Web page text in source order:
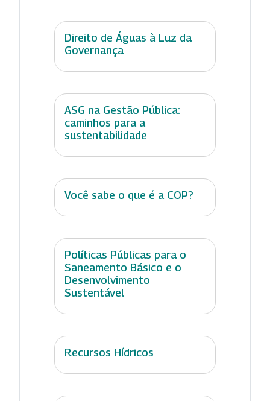
Direito de Águas à Luz da
Governança
ASG na Gestão Pública:
caminhos para a
sustentabilidade
Você sabe o que é a COP?
Políticas Públicas para o
Saneamento Básico e o
Desenvolvimento
Sustentável
Recursos Hídricos